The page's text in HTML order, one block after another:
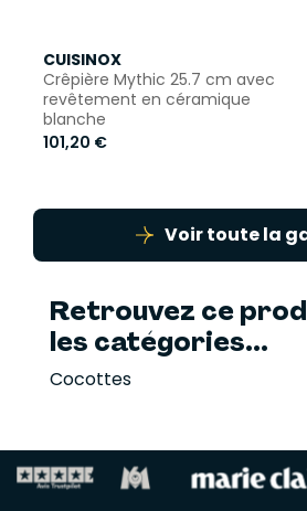
CUISINOX
Crêpière Mythic 25.7 cm avec
revêtement en céramique
blanche
101,20 €
Voir toute la
Retrouvez ce
les catégories...
Cocottes